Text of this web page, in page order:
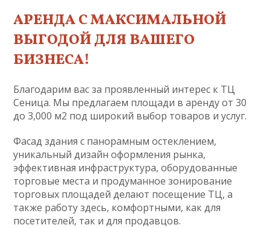
АРЕНДА С МАКСИМАЛЬНОЙ
ВЫГОДОЙ ДЛЯ ВАШЕГО
БИЗНЕСА!
Благодарим вас за проявленный интерес к ТЦ
Сеница. Мы предлагаем площади в аренду от 30
до 3,000 м2 под широкий выбор товаров и услуг.
Фасад здания с панорамным остеклением,
уникальный дизайн оформления рынка,
эффективная инфраструктура, оборудованные
торговые места и продуманное зонирование
торговых площадей делают посещение ТЦ, а
также работу здесь, комфортными, как для
посетителей, так и для продавцов.